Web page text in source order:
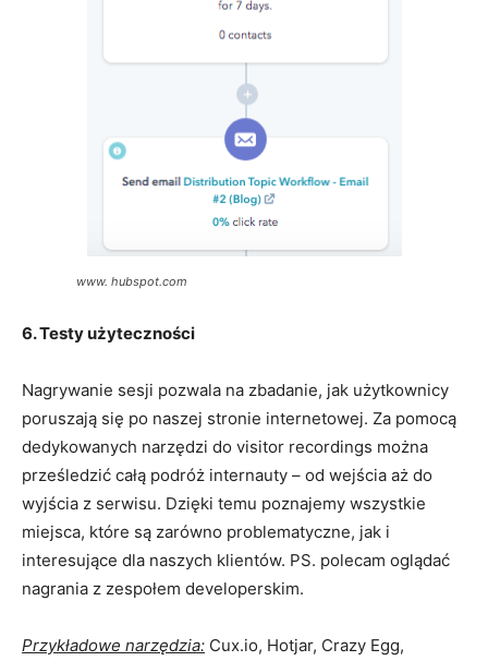
www. hubspot.com
6. Testy użyteczności
Nagrywanie sesji pozwala na zbadanie, jak użytkownicy
poruszają się po naszej stronie internetowej. Za pomocą
dedykowanych narzędzi do visitor recordings można
prześledzić całą podróż internauty – od wejścia aż do
wyjścia z serwisu. Dzięki temu poznajemy wszystkie
miejsca, które są zarówno problematyczne, jak i
interesujące dla naszych klientów. PS. polecam oglądać
nagrania z zespołem developerskim.
Przykładowe narzędzia: Cux.io, Hotjar, Crazy Egg,